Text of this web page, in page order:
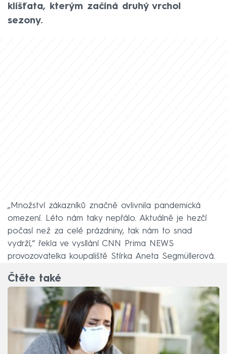
klíšťata, kterým začíná druhý vrchol
sezony.
„Množství zákazníků značně ovlivnila pandemická
omezení. Léto nám taky nepřálo. Aktuálně je hezčí
počasí než za celé prázdniny, tak nám to snad
vydrží,“ řekla ve vysílání CNN Prima NEWS
provozovatelka koupaliště Stírka Aneta Segmüllerová.
Čtěte také